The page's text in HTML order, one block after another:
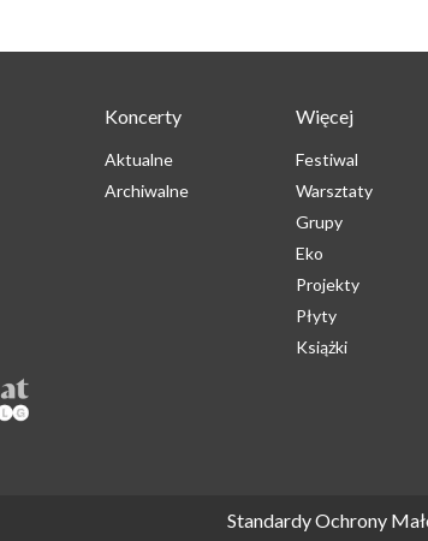
Koncerty
Aktualne
Archiwalne
Więcej
Festiwal
Warsztaty
Grupy
Eko
Projekty
Płyty
Książki
Standardy Ochrony